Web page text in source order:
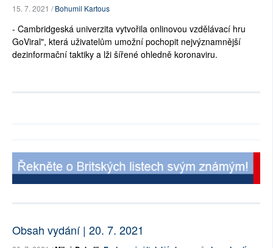
15. 7. 2021 /Bohumil Kartous
- Cambridgeská univerzita vytvořila onlinovou vzdělávací hru
GoViral", která uživatelům umožní pochopit nejvýznamnější
dezinformační taktiky a lži šířené ohledně koronaviru.
Obsah vydání | 20. 7. 2021